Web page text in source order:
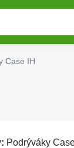
Case IH
Podrýváky